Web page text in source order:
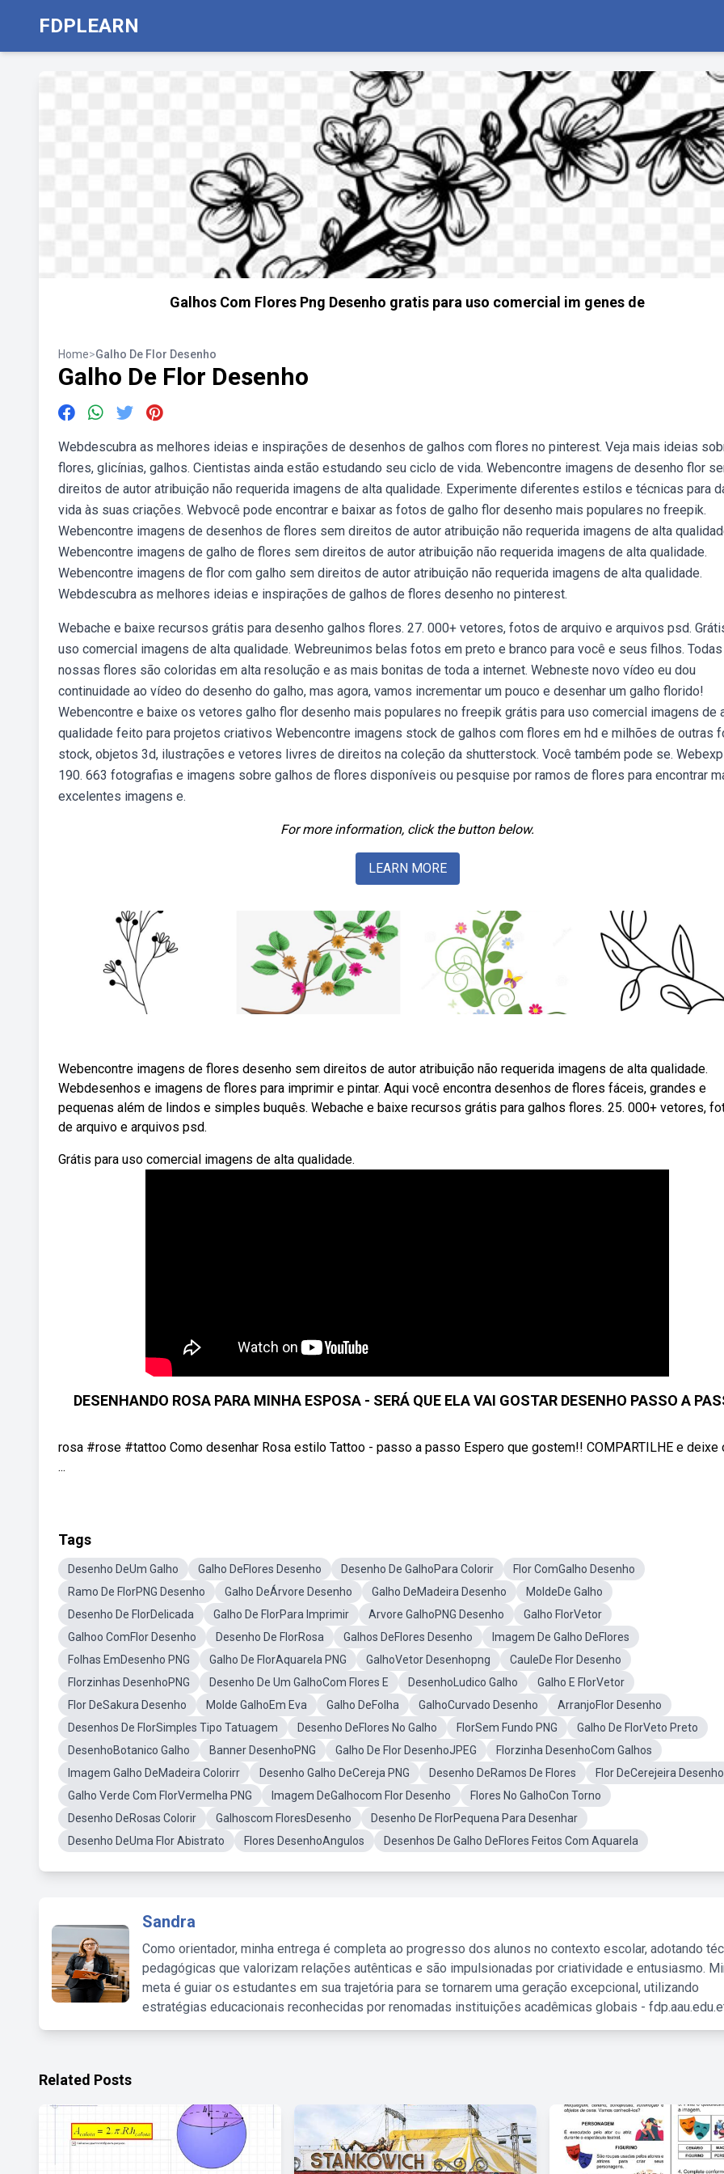
FDPLEARN
Galhos Com Flores Png Desenho gratis para uso comercial im genes de
Home>Galho De Flor Desenho
Galho De Flor Desenho
Webdescubra as melhores ideias e inspirações de desenhos de galhos com flores no pinterest. Veja mais ideias
flores, glicínias, galhos. Cientistas ainda estão estudando seu ciclo de vida. Webencontre imagens de desenho flor
direitos de autor atribuição não requerida imagens de alta qualidade. Experimente diferentes estilos e técnicas para
vida às suas criações. Webvocê pode encontrar e baixar as fotos de galho flor desenho mais populares no freepik.
Webencontre imagens de desenhos de flores sem direitos de autor atribuição não requerida imagens de alta
Webencontre imagens de galho de flores sem direitos de autor atribuição não requerida imagens de alta qualidade.
Webencontre imagens de flor com galho sem direitos de autor atribuição não requerida imagens de alta qualidade.
Webdescubra as melhores ideias e inspirações de galhos de flores desenho no pinterest.
Webache e baixe recursos grátis para desenho galhos flores. 27. 000+ vetores, fotos de arquivo e arquivos psd.
uso comercial imagens de alta qualidade. Webreunimos belas fotos em preto e branco para você e seus filhos.
nossas flores são coloridas em alta resolução e as mais bonitas de toda a internet. Webneste novo vídeo eu dou
continuidade ao vídeo do desenho do galho, mas agora, vamos incrementar um pouco e desenhar um galho florido!
Webencontre e baixe os vetores galho flor desenho mais populares no freepik grátis para uso comercial imagens de
qualidade feito para projetos criativos Webencontre imagens stock de galhos com flores em hd e milhões de outras
stock, objetos 3d, ilustrações e vetores livres de direitos na coleção da shutterstock. Você também pode se.
190. 663 fotografias e imagens sobre galhos de flores disponíveis ou pesquise por ramos de flores para encontrar
excelentes imagens e.
For more information, click the button below.
LEARN MORE
Webencontre imagens de flores desenho sem direitos de autor atribuição não requerida imagens de alta qualidade.
Webdesenhos e imagens de flores para imprimir e pintar. Aqui você encontra desenhos de flores fáceis, grandes e
pequenas além de lindos e simples buquês. Webache e baixe recursos grátis para galhos flores. 25. 000+ vetores,
de arquivo e arquivos psd.
Grátis para uso comercial imagens de alta qualidade.
DESENHANDO ROSA PARA MINHA ESPOSA - SERÁ QUE ELA VAI GOSTAR DESENHO PASSO A
rosa #rose #tattoo Como desenhar Rosa estilo Tattoo - passo a passo Espero que gostem!! COMPARTILHE e deixe
...
Tags
Desenho DeUm Galho Galho DeFlores Desenho Desenho De GalhoPara Colorir
Flor ComGalho Desenho
Ramo De FlorPNG Desenho
Galho DeÁrvore Desenho Galho DeMadeira Desenho
MoldeDe Galho
Desenho De FlorDelicada
Galho De FlorPara Imprimir Arvore GalhoPNG Desenho
Galho FlorVetor
Galhoo ComFlor Desenho
Desenho De FlorRosa Galhos DeFlores Desenho
Imagem De Galho DeFlores
Folhas EmDesenho PNG
Galho De FlorAquarela PNG GalhoVetor Desenhopng
CauleDe Flor Desenho
Florzinhas DesenhoPNG
Desenho De Um GalhoCom Flores E DesenhoLudico Galho
Galho E FlorVetor
Flor DeSakura Desenho
Molde GalhoEm Eva Galho DeFolha GalhoCurvado Desenho
ArranjoFlor Desenho
Desenhos De FlorSimples Tipo Tatuagem
Desenho DeFlores No Galho FlorSem Fundo PNG
Galho De FlorVeto Preto
DesenhoBotanico Galho
Banner DesenhoPNG Galho De Flor DesenhoJPEG
Florzinha DesenhoCom Galhos
Imagem Galho DeMadeira Colorirr
Desenho Galho DeCereja PNG Desenho DeRamos De Flores
Flor DeCerejeira Desenho
Galho Verde Com FlorVermelha PNG
Imagem DeGalhocom Flor Desenho
Flores No GalhoCon Torno
Desenho DeRosas Colorir
Galhoscom FloresDesenho
Desenho De FlorPequena Para Desenhar
Desenho DeUma Flor Abistrato
Flores DesenhoAngulos Desenhos De Galho DeFlores Feitos Com Aquarela
Sandra
Como orientador, minha entrega é completa ao progresso dos alunos no contexto escolar, adotando
pedagógicas que valorizam relações autênticas e são impulsionadas por criatividade e entusiasmo.
meta é guiar os estudantes em sua trajetória para se tornarem uma geração excepcional, utilizando
estratégias educacionais reconhecidas por renomadas instituições acadêmicas globais -
Related Posts